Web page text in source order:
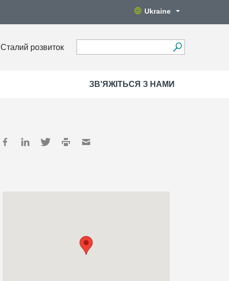
Ukraine
Сталий розвиток
ЗВ'ЯЖІТЬСЯ З НАМИ